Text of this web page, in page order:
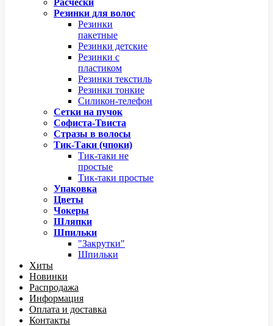
Расчёски
Резинки для волос
Резинки
пакетные
Резинки детские
Резинки с
пластиком
Резинки текстиль
Резинки тонкие
Силикон-телефон
Сетки на пучок
Софиста-Твиста
Стразы в волосы
Тик-Таки (чпоки)
Тик-таки не
простые
Тик-таки простые
Упаковка
Цветы
Чокеры
Шляпки
Шпильки
"Закрутки"
Шпильки
Хиты
Новинки
Распродажа
Информация
Оплата и доставка
Контакты